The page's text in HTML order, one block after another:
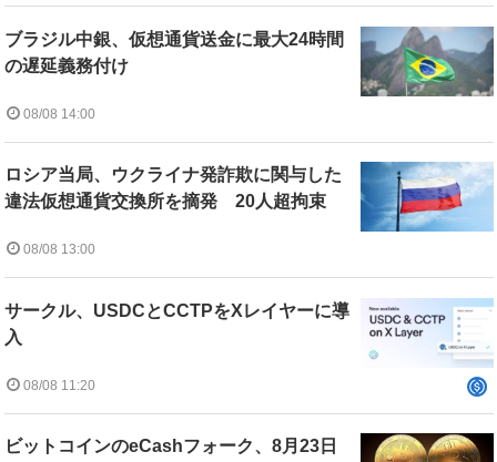
ブラジル中銀、仮想通貨送金に最大24時間
の遅延義務付け
08/08 14:00
ロシア当局、ウクライナ発詐欺に関与した
違法仮想通貨交換所を摘発 20人超拘束
08/08 13:00
サークル、USDCとCCTPをXレイヤーに導
入
08/08 11:20
ビットコインのeCashフォーク、8月23日